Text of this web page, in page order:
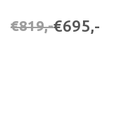
€819,-€695,-